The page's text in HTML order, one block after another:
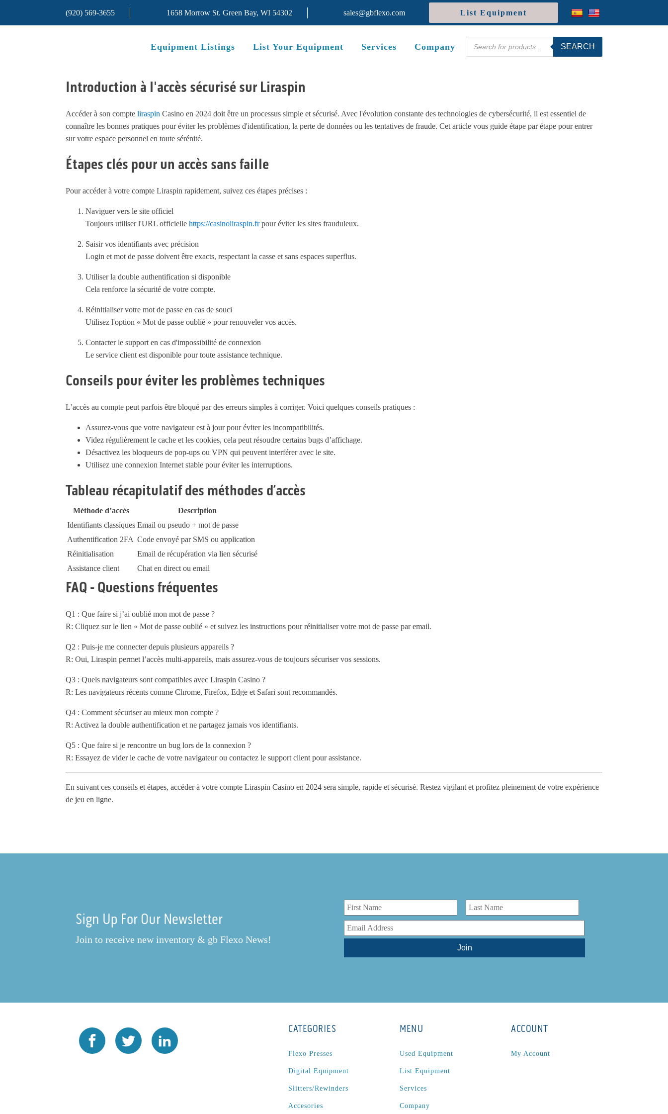
(920) 569-3655 1658 Morrow St. Green Bay, WI 54302 sales@gbflexo.com List Equipment
Equipment Listings List Your Equipment Services Company
Products
search
SEARCH
Introduction à l'accès sécurisé sur Liraspin
Accéder à son compte liraspin Casino en 2024 doit être un processus simple et sécurisé. Avec l'évolution constante des technologies de cybersécurité, il est essentiel de
connaître les bonnes pratiques pour éviter les problèmes d'identification, la perte de données ou les tentatives de fraude. Cet article vous guide étape par étape pour entrer
sur votre espace personnel en toute sérénité.
Étapes clés pour un accès sans faille
Pour accéder à votre compte Liraspin rapidement, suivez ces étapes précises :
Naviguer vers le site officiel
Toujours utiliser l'URL officielle https://casinoliraspin.frpour éviter les sites frauduleux.
Saisir vos identifiants avec précision
Login et mot de passe doivent être exacts, respectant la casse et sans espaces superflus.
Utiliser la double authentification si disponible
Cela renforce la sécurité de votre compte.
Réinitialiser votre mot de passe en cas de souci
Utilisez l'option « Mot de passe oublié » pour renouveler vos accès.
Contacter le support en cas d'impossibilité de connexion
Le service client est disponible pour toute assistance technique.
Conseils pour éviter les problèmes techniques
L’accès au compte peut parfois être bloqué par des erreurs simples à corriger. Voici quelques conseils pratiques :
Assurez-vous que votre navigateur est à jour pour éviter les incompatibilités.
Videz régulièrement le cache et les cookies, cela peut résoudre certains bugs d’affichage.
Désactivez les bloqueurs de pop-ups ou VPN qui peuvent interférer avec le site.
Utilisez une connexion Internet stable pour éviter les interruptions.
Tableau récapitulatif des méthodes d’accès
Méthode d’accès
Description
Identifiants classiques Email ou pseudo + mot de passe
Authentification 2FA Code envoyé par SMS ou application
Réinitialisation
Email de récupération via lien sécurisé
Assistance client
Chat en direct ou email
FAQ - Questions fréquentes
Q1 : Que faire si j’ai oublié mon mot de passe ?
R: Cliquez sur le lien « Mot de passe oublié » et suivez les instructions pour réinitialiser votre mot de passe par email.
Q2 : Puis-je me connecter depuis plusieurs appareils ?
R: Oui, Liraspin permet l’accès multi-appareils, mais assurez-vous de toujours sécuriser vos sessions.
Q3 : Quels navigateurs sont compatibles avec Liraspin Casino ?
R: Les navigateurs récents comme Chrome, Firefox, Edge et Safari sont recommandés.
Q4 : Comment sécuriser au mieux mon compte ?
R: Activez la double authentification et ne partagez jamais vos identifiants.
Q5 : Que faire si je rencontre un bug lors de la connexion ?
R: Essayez de vider le cache de votre navigateur ou contactez le support client pour assistance.
En suivant ces conseils et étapes, accéder à votre compte Liraspin Casino en 2024 sera simple, rapide et sécurisé. Restez vigilant et profitez pleinement de votre expérience
de jeu en ligne.
Sign Up For Our Newsletter
Join to receive new inventory & gb Flexo News!
CATEGORIES
Flexo Presses
Digital Equipment
Slitters/Rewinders
Accesories
MENU
Used Equipment
List Equipment
Services
Company
ACCOUNT
My Account